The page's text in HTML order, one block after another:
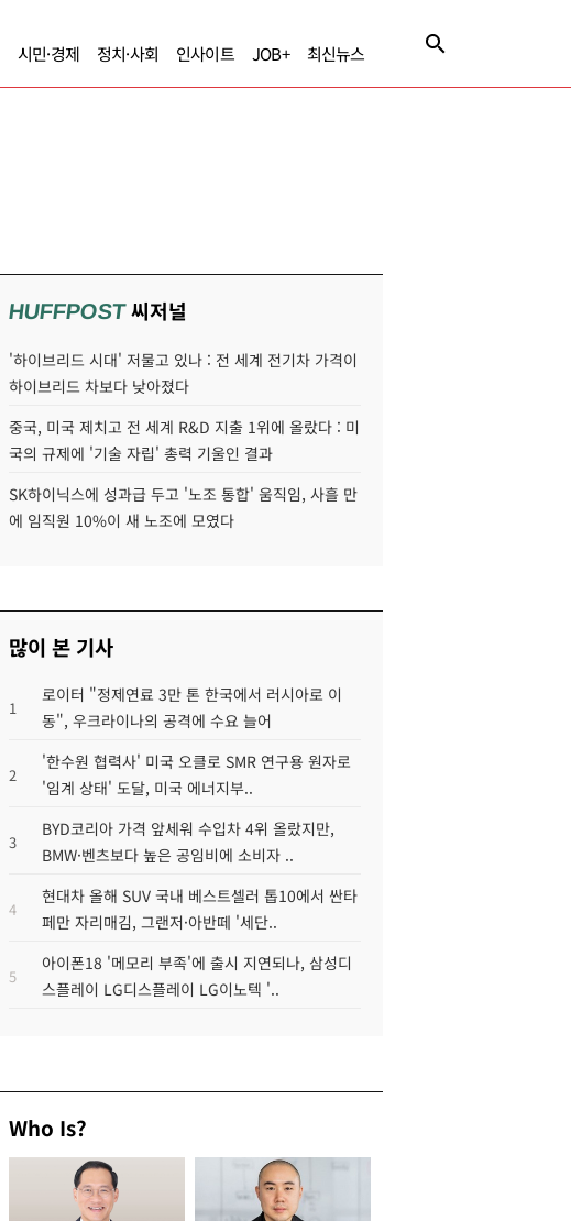
시민·경제 정치·사회 인사이트 JOB+ 최신뉴스
HUFFPOST씨저널
'하이브리드 시대' 저물고 있나 : 전 세계 전기차 가격이
하이브리드 차보다 낮아졌다
중국, 미국 제치고 전 세계 R&D 지출 1위에 올랐다 : 미
국의 규제에 '기술 자립' 총력 기울인 결과
SK하이닉스에 성과급 두고 '노조 통합' 움직임, 사흘 만
에 임직원 10%이 새 노조에 모였다
많이 본 기사
1
로이터 "정제연료 3만 톤 한국에서 러시아로 이
동", 우크라이나의 공격에 수요 늘어
2
'한수원 협력사' 미국 오클로 SMR 연구용 원자로
'임계 상태' 도달, 미국 에너지부..
3
BYD코리아 가격 앞세워 수입차 4위 올랐지만,
BMW·벤츠보다 높은 공임비에 소비자 ..
4
현대차 올해 SUV 국내 베스트셀러 톱10에서 싼타
페만 자리매김, 그랜저·아반떼 '세단..
5
아이폰18 '메모리 부족'에 출시 지연되나, 삼성디
스플레이 LG디스플레이 LG이노텍 '..
Who Is?